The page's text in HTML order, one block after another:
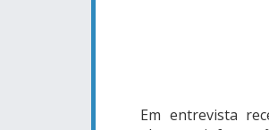
Em entrevista